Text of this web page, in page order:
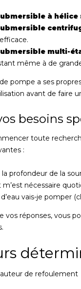
à hélice
multi-
même à de
pompe a ses
avant de faire
besoins
toute
:
profondeur de la
m’est nécessaire
vais-je pomper
vos réponses, vous
de refoulement